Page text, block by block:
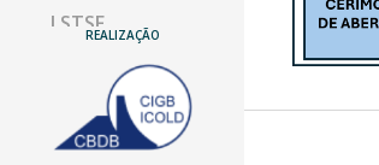
I STSF
ABRAGE
REUNIÕES
REALIZAÇÃO